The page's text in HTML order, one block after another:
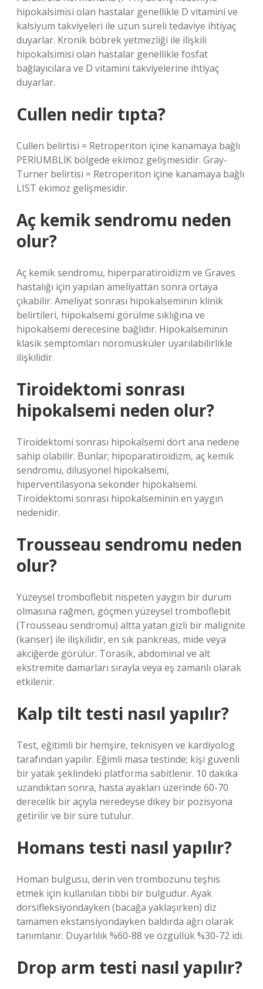
hipokalsimisi olan hastalar genellikle D vitamini ve
kalsiyum takviyeleri ile uzun süreli tedaviye ihtiyaç
duyarlar. Kronik böbrek yetmezliği ile ilişkili
hipokalsimisi olan hastalar genellikle fosfat
bağlayıcılara ve D vitamini takviyelerine ihtiyaç
duyarlar.
Cullen nedir tıpta?
Cullen belirtisi = Retroperiton içine kanamaya bağlı
PERİUMBLİK bölgede ekimoz gelişmesidir. Gray-
Turner belirtisi = Retroperiton içine kanamaya bağlı
LIST ekimoz gelişmesidir.
Aç kemik sendromu neden
olur?
Aç kemik sendromu, hiperparatiroidizm ve Graves
hastalığı için yapılan ameliyattan sonra ortaya
çıkabilir. Ameliyat sonrası hipokalseminin klinik
belirtileri, hipokalsemi görülme sıklığına ve
hipokalsemi derecesine bağlıdır. Hipokalseminin
klasik semptomları nöromüsküler uyarılabilirlikle
ilişkilidir.
Tiroidektomi sonrası
hipokalsemi neden olur?
Tiroidektomi sonrası hipokalsemi dört ana nedene
sahip olabilir. Bunlar; hipoparatiroidizm, aç kemik
sendromu, dilüsyonel hipokalsemi,
hiperventilasyona sekonder hipokalsemi.
Tiroidektomi sonrası hipokalseminin en yaygın
nedenidir.
Trousseau sendromu neden
olur?
Yüzeysel tromboflebit nispeten yaygın bir durum
olmasına rağmen, göçmen yüzeysel tromboflebit
(Trousseau sendromu) altta yatan gizli bir malignite
(kanser) ile ilişkilidir, en sık pankreas, mide veya
akciğerde görülür. Torasik, abdominal ve alt
ekstremite damarları sırayla veya eş zamanlı olarak
etkilenir.
Kalp tilt testi nasıl yapılır?
Test, eğitimli bir hemşire, teknisyen ve kardiyolog
tarafından yapılır. Eğimli masa testinde; kişi güvenli
bir yatak şeklindeki platforma sabitlenir. 10 dakika
uzandıktan sonra, hasta ayakları üzerinde 60-70
derecelik bir açıyla neredeyse dikey bir pozisyona
getirilir ve bir süre tutulur.
Homans testi nasıl yapılır?
Homan bulgusu, derin ven trombozunu teşhis
etmek için kullanılan tıbbi bir bulgudur. Ayak
dorsifleksiyondayken (bacağa yaklaşırken) diz
tamamen ekstansiyondayken baldırda ağrı olarak
tanımlanır. Duyarlılık %60-88 ve özgüllük %30-72 idi.
Drop arm testi nasıl yapılır?